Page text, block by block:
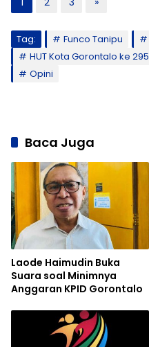
Tag: Funco Tanipu
HUT Kota Gorontalo ke 295
Opini
Baca Juga
Laode Haimudin Buka
Suara soal Minimnya
Anggaran KPID Gorontalo